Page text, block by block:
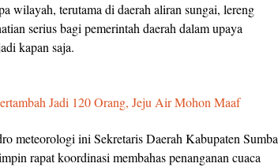
wilayah, terutama di daerah aliran sungai, lereng
serius bagi pemerintah daerah dalam upaya
kapan saja.
Jadi 120 Orang, Jeju Air Mohon Maaf
meteorologi ini Sekretaris Daerah Kabupaten Sumba
rapat koordinasi membahas penanganan cuaca